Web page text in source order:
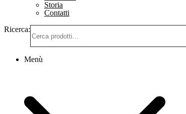
Storia
Contatti
Ricerca:
Menù